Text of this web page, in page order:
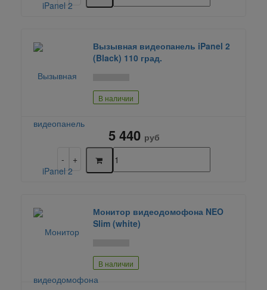
Вызывная видеопанель iPanel 2
(Black) 110 град.
В наличии
5 440 руб
Монитор видеодомофона NEO
Slim (white)
В наличии